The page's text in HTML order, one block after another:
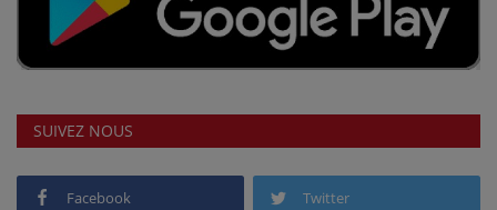
SUIVEZ NOUS
Facebook Twitter